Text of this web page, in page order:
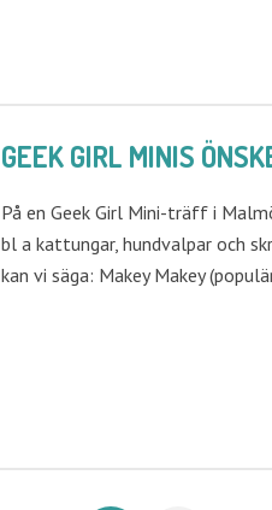
GEEK GIRL MINIS
På en Geek Girl Mini-träff i
bl a kattungar, hundvalpar och
kan vi säga: Makey Makey